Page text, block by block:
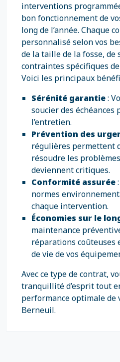
interventions
bon fonctionnement de
long de l’année. Chaque
personnalisé selon vos
de la taille de la fosse,
contraintes spécifiques
Voici les principaux
Sérénité garantie:
soucier des échéances
l’entretien.
Prévention des
régulières permettent
résoudre les
deviennent critiques.
Conformité assurée
normes
chaque intervention.
Économies sur le
maintenance
réparations coûteuses
de vie de vos
Avec ce type de contrat,
tranquillité d’esprit tout
performance optimale de
Berneuil.